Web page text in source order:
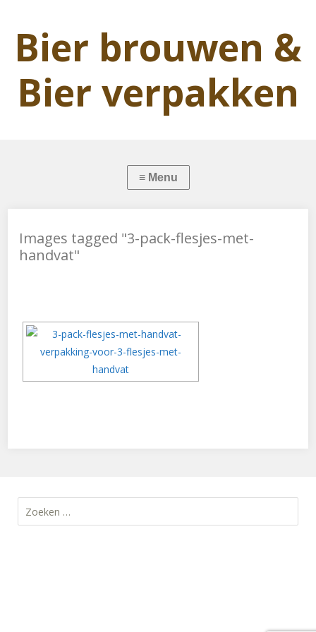
Bier brouwen &
Bier verpakken
Images tagged "3-pack-flesjes-met-
handvat"
Zoeken
naar: